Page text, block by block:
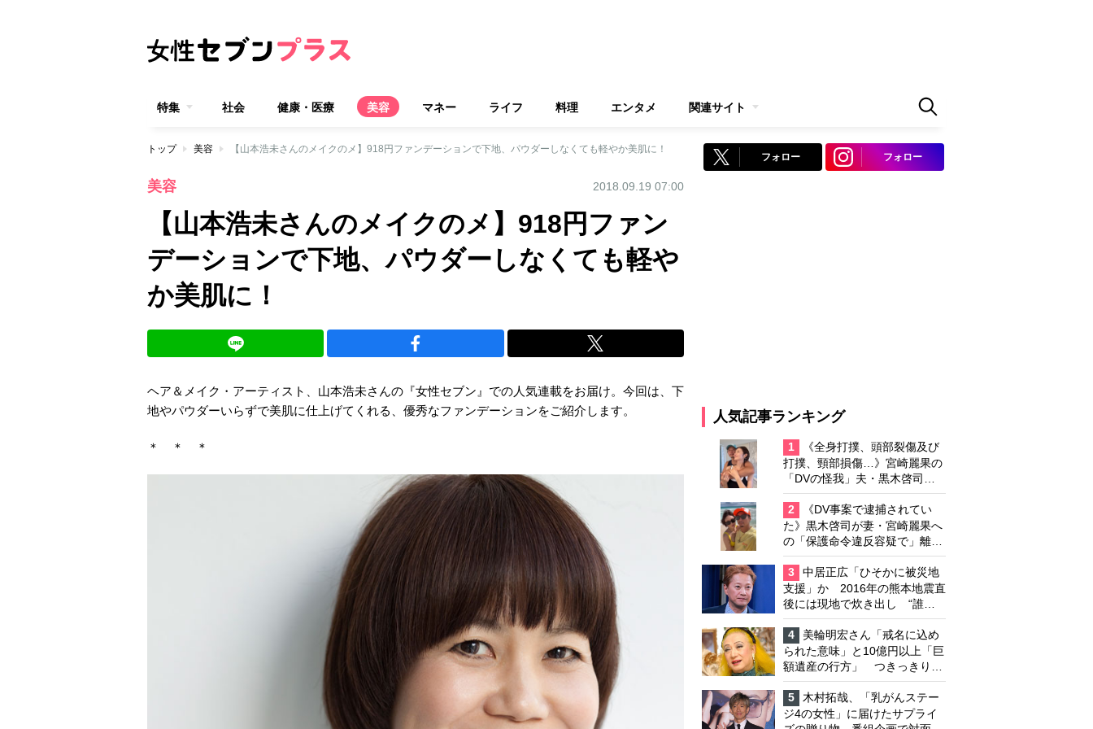
特集 社会 健康・医療 美容 マネー ライフ 料理 エンタメ 関連サイト
トップ 美容 【山本浩未さんのメイクのメ】918円ファンデーションで下地、パウダーしなくても軽やか美肌に！
美容 2018.09.19 07:00
【山本浩未さんのメイクのメ】918円ファン
デーションで下地、パウダーしなくても軽や
か美肌に！
ヘア＆メイク・アーティスト、山本浩未さんの『女性セブン』での人気連載をお届け。今回は、下
地やパウダーいらずで美肌に仕上げてくれる、優秀なファンデーションをご紹介します。
＊ ＊ ＊
フォロー フォロー
人気記事ランキング
1
《全身打撲、頭部裂傷及び
打撲、頸部損傷…》宮崎麗果の
「DVの怪我」夫・黒木啓司の
逮捕で始まる「夫婦の闘争」
2
《DV事案で逮捕されてい
た》黒木啓司が妻・宮崎麗果へ
の「保護命令違反容疑で」離婚
協議は「第二ステージ」へ
3
中居正広「ひそかに被災地
支援」か 2016年の熊本地震直
後には現地で炊き出し “誰に
も知られなくて良い”と、むし
ろ強まる福祉活動への思い
4
美輪明宏さん「戒名に込め
られた意味」と10億円以上「巨
額遺産の行方」 つきっきりで
私生活をサポートしていた元俳
優が相続か
5
木村拓哉、「乳がんステー
ジ4の女性」に届けたサプライ